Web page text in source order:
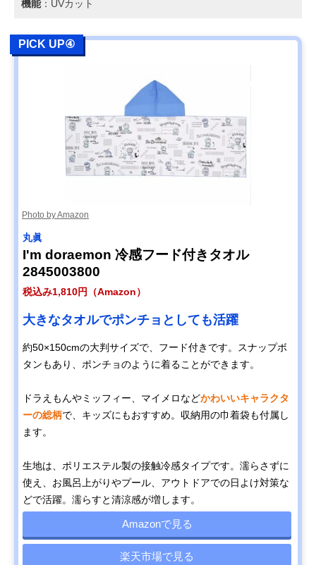
機能：UVカット
PICK UP④
Photo by Amazon
丸眞
I'm doraemon 冷感フード付きタオル
2845003800
税込み1,810円（Amazon）
大きなタオルでポンチョとしても活躍
約50×150cmの大判サイズで、フード付きです。スナップボ
タンもあり、ポンチョのように着ることができます。
ドラえもんやミッフィー、マイメロなどかわいいキャラクタ
ーの総柄で、キッズにもおすすめ。収納用の巾着袋も付属し
ます。
生地は、ポリエステル製の接触冷感タイプです。濡らさずに
使え、お風呂上がりやプール、アウトドアでの日よけ対策な
どで活躍。濡らすと清涼感が増します。
Amazonで見る
楽天市場で見る